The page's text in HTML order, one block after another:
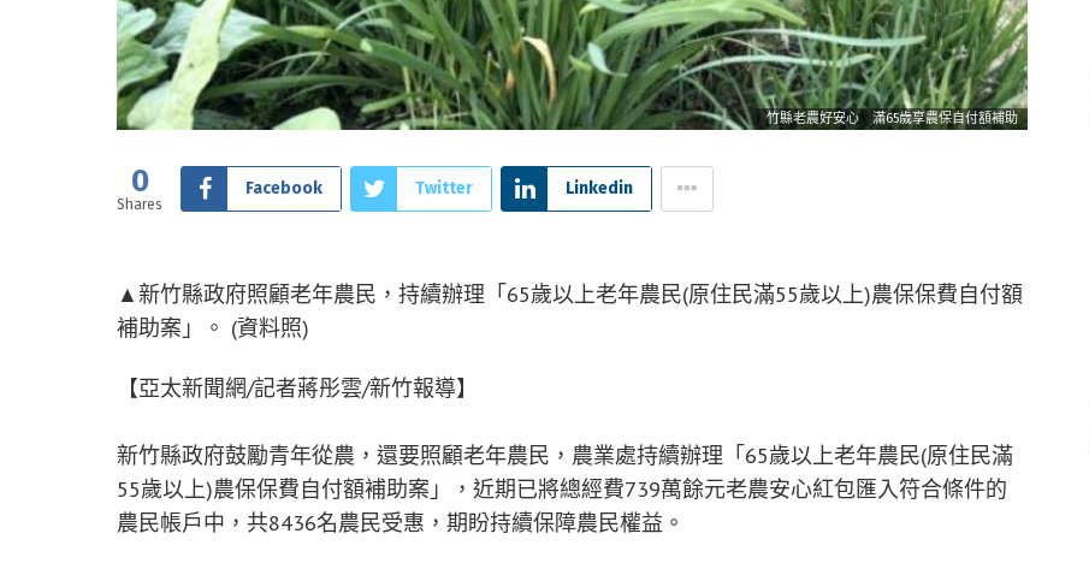
竹縣老農好安心 滿65歲享農保自付額補助
0
Shares
Facebook Twitter Linkedin
▲新竹縣政府照顧老年農民，持續辦理「65歲以上老年農民(原住民滿55歲以上)農保保費自付額
補助案」。 (資料照)
【亞太新聞網/記者蔣彤雲/新竹報導】
新竹縣政府鼓勵青年從農，還要照顧老年農民，農業處持續辦理「65歲以上老年農民(原住民滿
55歲以上)農保保費自付額補助案」，近期已將總經費739萬餘元老農安心紅包匯入符合條件的
農民帳戶中，共8436名農民受惠，期盼持續保障農民權益。